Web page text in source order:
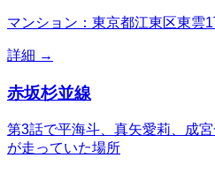
マンション：東京都江東区東雲1
詳細 →
赤坂杉並線
第3話で平海斗、真矢愛莉、成
が走っていた場所